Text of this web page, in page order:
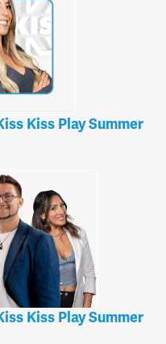
Kiss Play Summer
Kiss Play Summer